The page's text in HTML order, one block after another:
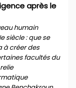
après le
humain
siècle : que se
à créer des
facultés du